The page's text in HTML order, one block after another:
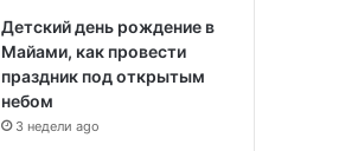
Детский день рождение в
Майами, как провести
праздник под открытым
небом
3 недели ago